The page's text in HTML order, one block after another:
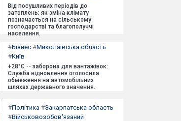
Від посушливих періодів до
затоплень: як зміна клімату
позначається на сільському
господарстві та благополуччі
населення.
#Бізнес #Миколаївська область
#Київ
+28°C -- заборона для вантажівок:
Служба відновлення оголосила
обмеження на автомобільних
шляхах державного значення.
#Політика #Закарпатська область
#Військовозобов'язаний